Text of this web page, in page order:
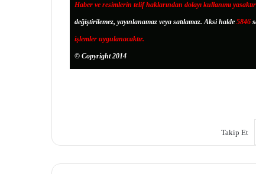
Haber ve resimlerin telif haklarından dolayı kullanımı yasaktır.
değiştirilemez, yayınlanamaz veya satılamaz. Aksi halde 5846
işlemler uygulanacaktır.
© Copyright 2014
Takip Et